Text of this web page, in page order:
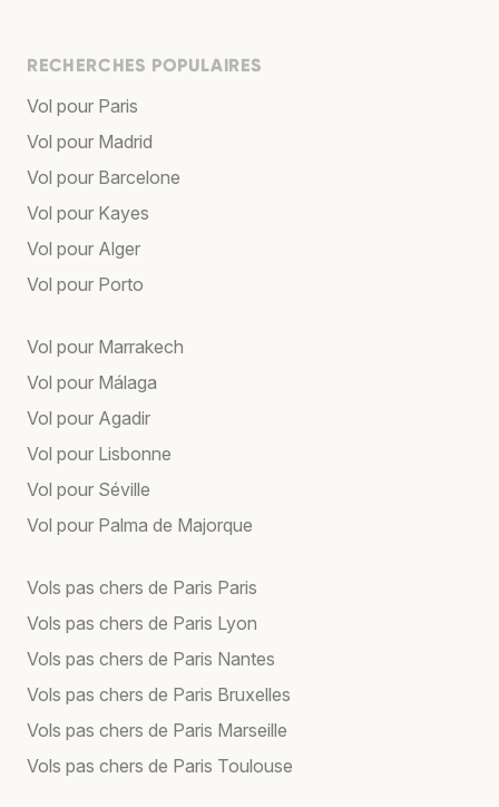
RECHERCHES POPULAIRES
Vol pour Paris
Vol pour Madrid
Vol pour Barcelone
Vol pour Kayes
Vol pour Alger
Vol pour Porto
Vol pour Marrakech
Vol pour Málaga
Vol pour Agadir
Vol pour Lisbonne
Vol pour Séville
Vol pour Palma de Majorque
Vols pas chers de Paris Paris
Vols pas chers de Paris Lyon
Vols pas chers de Paris Nantes
Vols pas chers de Paris Bruxelles
Vols pas chers de Paris Marseille
Vols pas chers de Paris Toulouse